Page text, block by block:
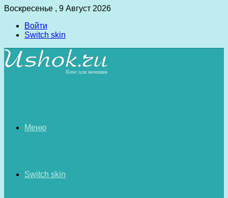
Воскресенье , 9 Август 2026
Войти
Switch skin
Меню
Switch skin